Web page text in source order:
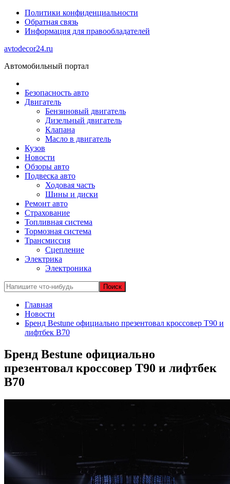
Политики конфиденциальности
Обратная связь
Информация для правообладателей
avtodecor24.ru
Автомобильный портал
Безопасность авто
Двигатель
Бензиновый двигатель
Дизельный двигатель
Клапана
Масло в двигатель
Кузов
Новости
Обзоры авто
Подвеска авто
Ходовая часть
Шины и диски
Ремонт авто
Страхование
Топливная система
Тормозная система
Трансмиссия
Сцепление
Электрика
Электроника
Главная
Новости
Бренд Bestune официально презентовал кроссовер T90 и
лифтбек B70
Бренд Bestune официально
презентовал кроссовер T90 и лифтбек
B70